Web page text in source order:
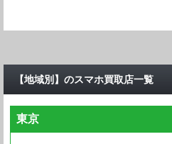
【地域別】のスマホ買取店一覧
東京